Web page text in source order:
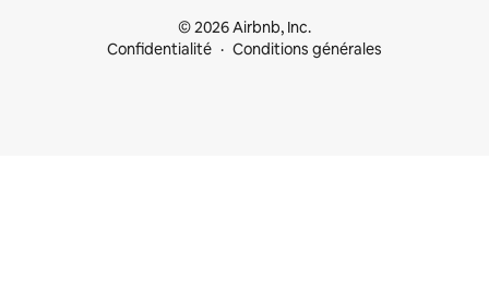
© 2026 Airbnb, Inc.
Confidentialité
Conditions générales